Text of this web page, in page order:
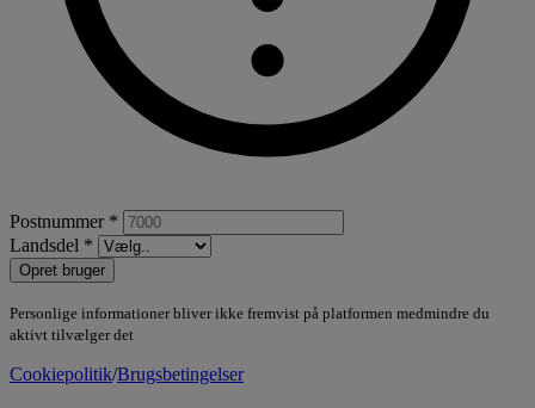
Postnummer *
Landsdel *
Opret bruger
Personlige informationer bliver ikke fremvist på platformen medmindre du
aktivt tilvælger det
Cookiepolitik/Brugsbetingelser